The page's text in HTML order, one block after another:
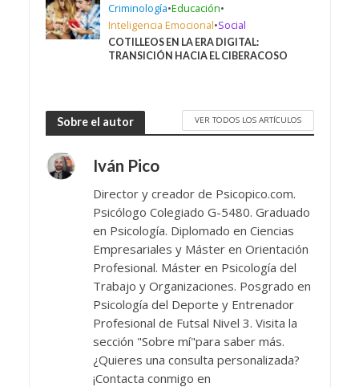
Criminología•Educación•
Inteligencia Emocional•Social
COTILLEOS EN LA ERA DIGITAL:
TRANSICIÓN HACIA EL CIBERACOSO
Sobre el autor VER TODOS LOS ARTÍCULOS
Iván Pico
Director y creador de Psicopico.com.
Psicólogo Colegiado G-5480. Graduado
en Psicología. Diplomado en Ciencias
Empresariales y Máster en Orientación
Profesional. Máster en Psicología del
Trabajo y Organizaciones. Posgrado en
Psicología del Deporte y Entrenador
Profesional de Futsal Nivel 3. Visita la
sección "Sobre mí"para saber más.
¿Quieres una consulta personalizada?
¡Contacta conmigo en